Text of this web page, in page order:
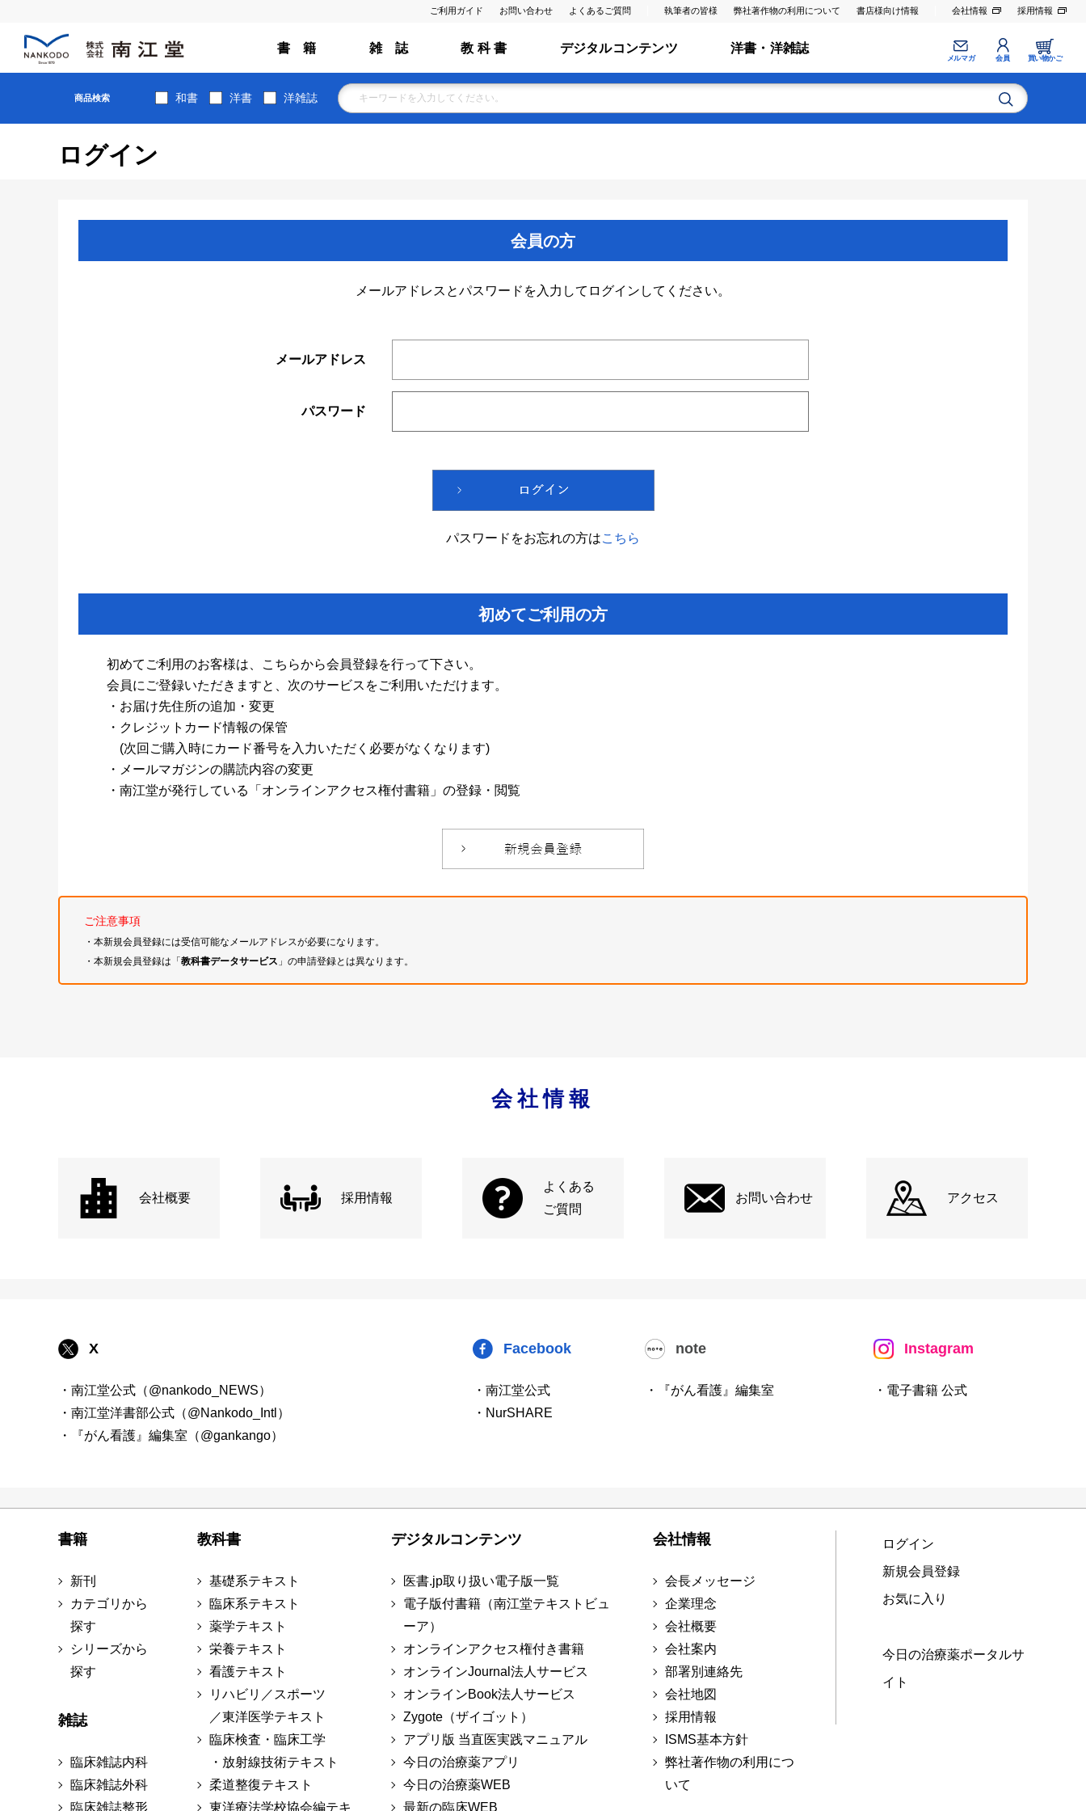
ご利用ガイド お問い合わせ よくあるご質問 執筆者の皆様 弊社著作物の利用について 書店様向け情報 会社情報 採用情報
書 籍 雑 誌 教 科 書 デジタルコンテンツ 洋書・洋雑誌
メルマガ 会員 買い物かご
商品検索 和書 洋書 洋雑誌
ログイン
会員の方
メールアドレスとパスワードを入力してログインしてください。
メールアドレス
パスワード
パスワードをお忘れの方はこちら
初めてご利用の方
初めてご利用のお客様は、こちらから会員登録を行って下さい。
会員にご登録いただきますと、次のサービスをご利用いただけます。
・お届け先住所の追加・変更
・クレジットカード情報の保管
(次回ご購入時にカード番号を入力いただく必要がなくなります)
・メールマガジンの購読内容の変更
・南江堂が発行している「オンラインアクセス権付書籍」の登録・閲覧
ご注意事項
・本新規会員登録には受信可能なメールアドレスが必要になります。
・本新規会員登録は「教科書データサービス 」の申請登録とは異なります。
会社情報
会社概要 採用情報
よくある
ご質問
お問い合わせ アクセス
X
・南江堂公式（@nankodo_NEWS）
・南江堂洋書部公式（@Nankodo_Intl）
・『がん看護』編集室（@gankango）
Facebook
・南江堂公式
・NurSHARE
note
・『がん看護』編集室
Instagram
・電子書籍 公式
書籍
新刊
カテゴリから
探す
シリーズから
探す
雑誌
臨床雑誌内科
臨床雑誌外科
臨床雑誌整形
教科書
基礎系テキスト
臨床系テキスト
薬学テキスト
栄養テキスト
看護テキスト
リハビリ／スポーツ
／東洋医学テキスト
臨床検査・臨床工学
・放射線技術テキスト
柔道整復テキスト
東洋療法学校協会編テキ
デジタルコンテンツ
医書.jp取り扱い電子版一覧
電子版付書籍（南江堂テキストビュ
ーア）
オンラインアクセス権付き書籍
オンラインJournal法人サービス
オンラインBook法人サービス
Zygote（ザイゴット）
アプリ版 当直医実践マニュアル
今日の治療薬アプリ
今日の治療薬WEB
最新の臨床WEB
会社情報
会長メッセージ
企業理念
会社概要
会社案内
部署別連絡先
会社地図
採用情報
ISMS基本方針
弊社著作物の利用につ
いて
ログイン
新規会員登録
お気に入り
今日の治療薬ポータルサ
イト